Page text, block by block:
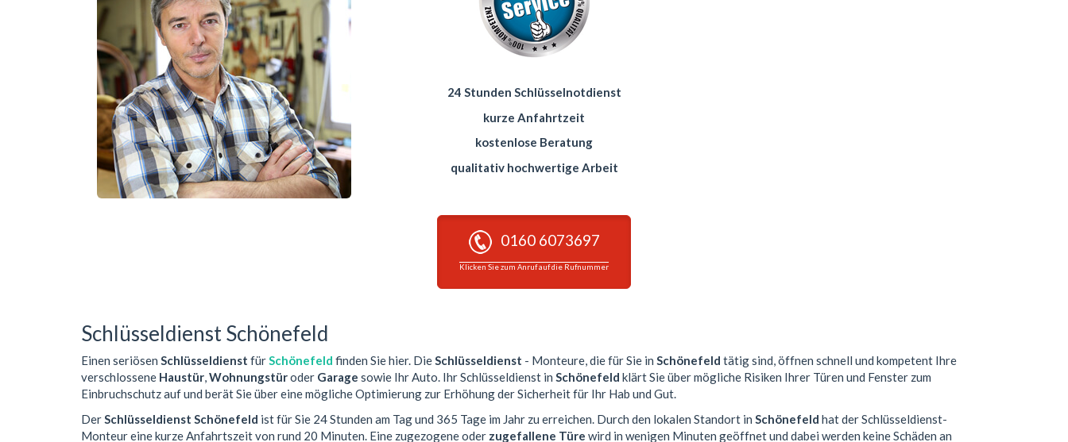
24 Stunden Schlüsselnotdienst
kurze Anfahrtzeit
kostenlose Beratung
qualitativ hochwertige Arbeit
0160 6073697
Klicken Sie zum Anruf auf die Rufnummer
Schlüsseldienst Schönefeld
Einen seriösen Schlüsseldienst fürSchönefeld finden Sie hier. DieSchlüsseldienst - Monteure, die für Sie in Schönefeld tätig sind, öffnen schnell und kompetent Ihre
verschlossene Haustür,Wohnungstüroder Garage sowie Ihr Auto. Ihr Schlüsseldienst in Schönefeld klärt Sie über mögliche Risiken Ihrer Türen und Fenster zum
Einbruchschutz auf und berät Sie über eine mögliche Optimierung zur Erhöhung der Sicherheit für Ihr Hab und Gut.
DerSchlüsseldienst Schönefeld ist für Sie 24 Stunden am Tag und 365 Tage im Jahr zu erreichen. Durch den lokalen Standort in Schönefeld hat der Schlüsseldienst-
Monteur eine kurze Anfahrtszeit von rund 20 Minuten. Eine zugezogene oder zugefallene Türe wird in wenigen Minuten geöffnet und dabei werden keine Schäden an